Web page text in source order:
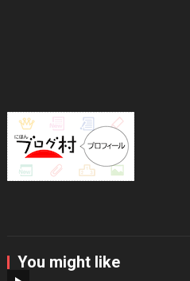
You might like